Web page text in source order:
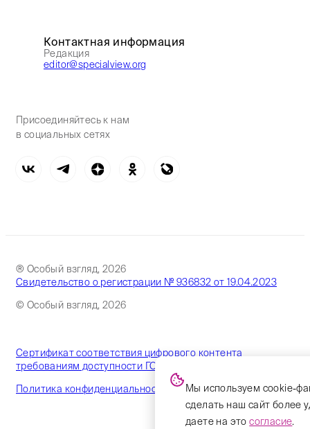
Контактная информация
Редакция
editor@specialview.org
Присоединяйтесь к нам
в социальных сетях
® Особый взгляд, 2026
Свидетельство о регистрации № 936832 от 19.04.2023
© Особый взгляд, 2026
Сертификат соответствия цифрового контента
требованиям доступности ГОСТ
Политика конфиденциальности
Мы используем cookie-
сделать наш сайт более
даете на этосогласие.